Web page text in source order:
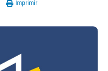
Imprimir